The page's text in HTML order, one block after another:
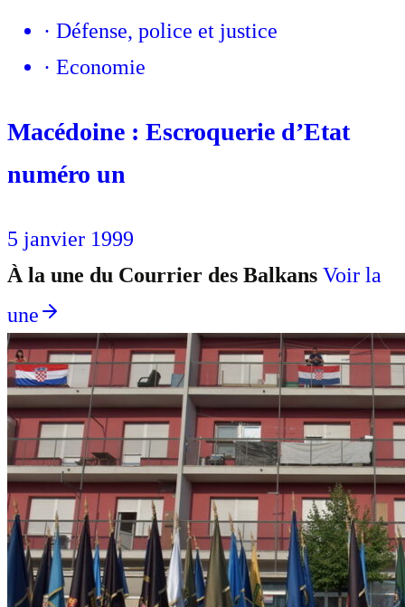
· Défense, police et justice
· Economie
Macédoine : Escroquerie d’Etat
numéro un
5 janvier 1999
À la une du Courrier des Balkans Voir la
une